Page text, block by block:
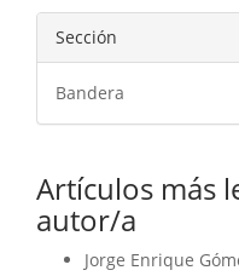
Sección
Bandera
Artículos más
autor/a
Jorge Enrique